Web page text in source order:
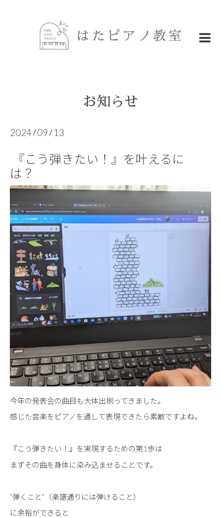
お知らせ
2024/09 / 13
『こう弾きたい！』を叶えるに
は？
今年の発表会の曲目も大体出揃ってきました。
感じた音楽をピアノを通して表現できたら素敵ですよね。
『こう弾きたい！』を実現するための第1歩は
まずその曲を身体に染み込ませることです。
”弾くこと”（楽譜通りには弾けること）
に余裕ができると